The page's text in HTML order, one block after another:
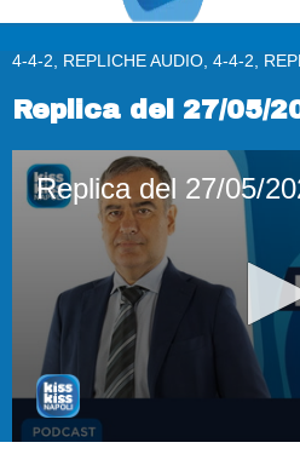
4-4-2, REPLICHE AUDIO, 4-4-2,
Replica del 27/05/
Replica del 27/05/